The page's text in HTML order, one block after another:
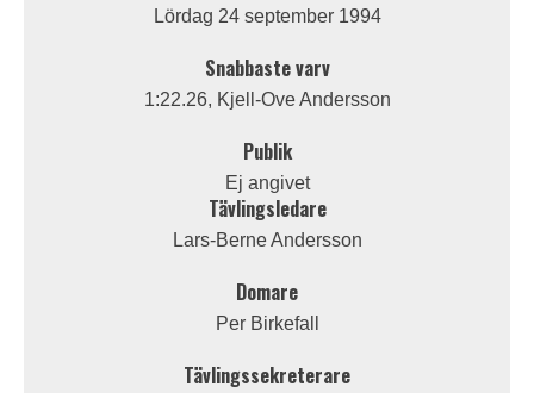
Lördag 24 september 1994
Snabbaste varv
1:22.26, Kjell-Ove Andersson
Publik
Ej angivet
Tävlingsledare
Lars-Berne Andersson
Domare
Per Birkefall
Tävlingssekreterare